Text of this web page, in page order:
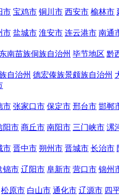
市 宝鸡市 铜川市 西安市 榆林市
市 盐城市 淮安市 连云港市 南通
南苗族侗族自治州 毕节地区 黔
自治州 德宏傣族景颇族自治州
市 张家口市 保定市 邢台市 邯郸
阳市 商丘市 南阳市 三门峡市 漯
市 晋中市 朔州市 晋城市 长治市
锦市 辽阳市 阜新市 营口市 锦州
松原市 白山市 通化市 辽源市 四